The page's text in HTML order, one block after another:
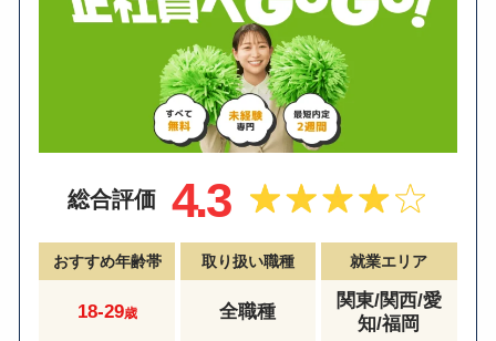
総合評価 4.3
おすすめ年齢帯
18-29歳
取り扱い職種
全職種
就業エリア
関東/関西/愛
知/福岡